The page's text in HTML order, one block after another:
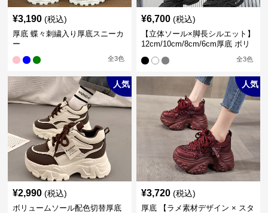
¥3,190 (税込)
厚底 蝶々刺繍入り厚底スニーカ
ー
全3色
¥6,700 (税込)
【立体ソール×脚長シルエット】
12cm/10cm/8cm/6cm厚底 ボリ
ュームソール立体設計ハイカッ
トスニーカー｜スニーカー・ハ
イカット
全3色
人気
¥2,990 (税込)
ボリュームソール配色切替厚底
人気
¥3,720 (税込)
厚底 【ラメ素材デザイン × スタ